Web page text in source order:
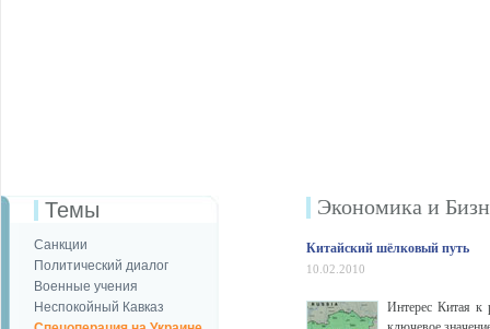
Темы
Санкции
Политический диалог
Военные учения
Неспокойный Кавказ
Экономика и
Китайский шёлковый путь
10.02.2010
Интерес Китая к